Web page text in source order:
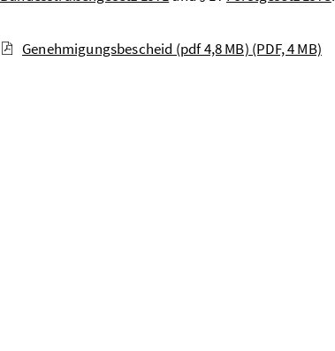
Genehmigungsbescheid (pdf 4,8 MB) (PDF, 4 MB)